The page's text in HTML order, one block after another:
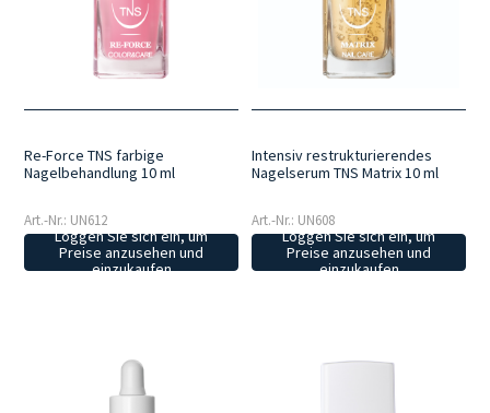
Re-Force TNS farbige
Nagelbehandlung 10 ml
Art.-Nr.: UN612
Loggen Sie sich ein, um
Preise anzusehen und
einzukaufen
Intensiv restrukturierendes
Nagelserum TNS Matrix 10 ml
Art.-Nr.: UN608
Loggen Sie sich ein, um
Preise anzusehen und
einzukaufen